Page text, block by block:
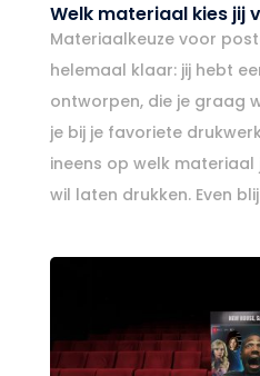
Welk materiaal kies jij
Materiaalkeuze voor
helemaal klaar: jij hebt
ontworpen, die je graag
je bij je favoriete
ineens op welk
wil laten drukken. Even